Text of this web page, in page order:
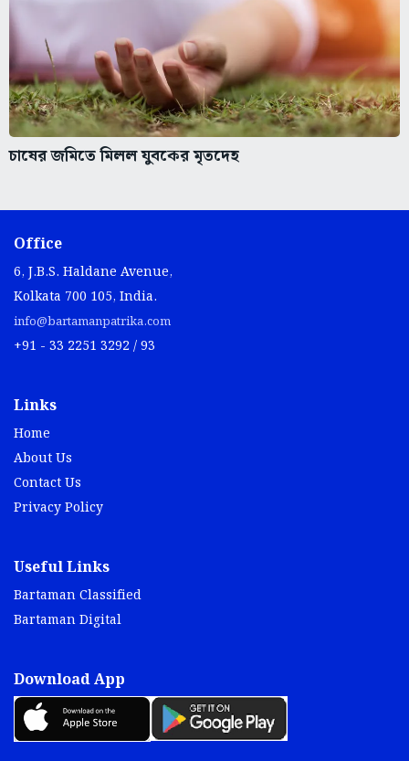
চাষের জমিতে মিলল যুবকের মৃতদেহ
Office
6, J.B.S. Haldane Avenue,
Kolkata 700 105, India.
info@bartamanpatrika.com
+91 - 33 2251 3292 / 93
Links
Home
About Us
Contact Us
Privacy Policy
Useful Links
Bartaman Classified
Bartaman Digital
Download App